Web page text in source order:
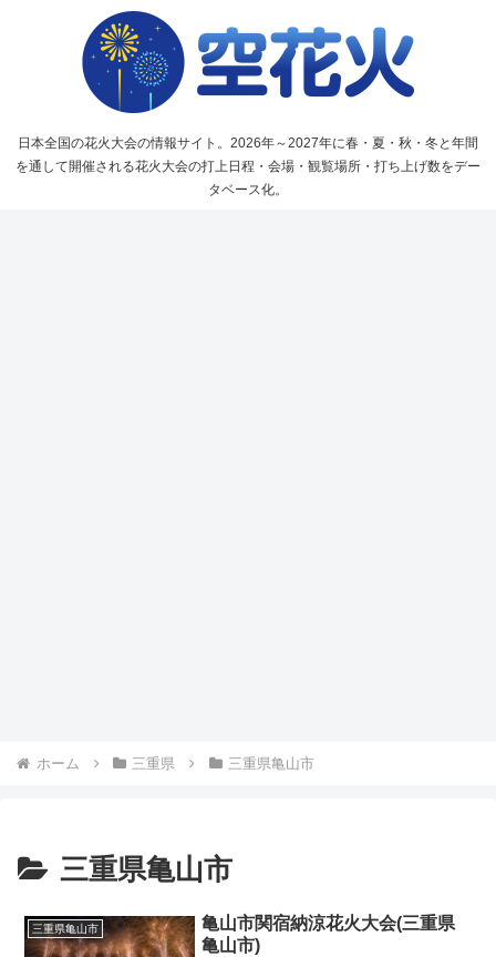
日本全国の花火大会の情報サイト。2026年～2027年に春・夏・秋・冬と年間
を通して開催される花火大会の打上日程・会場・観覧場所・打ち上げ数をデー
タベース化。
ホーム 三重県 三重県亀山市
三重県亀山市
三重県亀山市
亀山市関宿納涼花火大会(三重県
亀山市)